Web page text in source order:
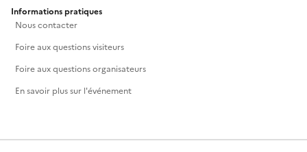
Informations pratiques
Nous contacter
Foire aux questions visiteurs
Foire aux questions organisateurs
En savoir plus sur l'événement